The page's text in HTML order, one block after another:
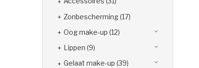
Zonbescherming(17)
Oog make-up (12)
Lippen (9)
Gelaat make-up (39)